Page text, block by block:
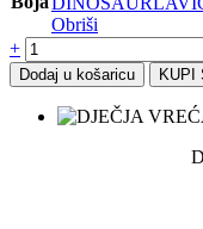
Obriši
+
Dodaj u košaricu KUPI